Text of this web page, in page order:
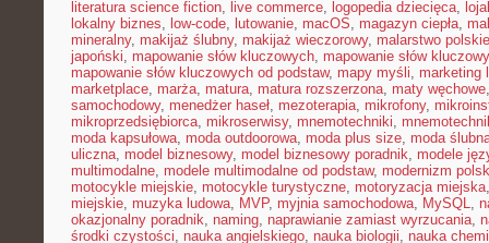
literatura science fiction, live commerce, logopedia dziecięca,
lokalny biznes, low-code, lutowanie, macOS, magazyn ciepła,
mineralny, makijaż ślubny, makijaż wieczorowy, malarstwo polskie
japoński, mapowanie słów kluczowych, mapowanie słów
mapowanie słów kluczowych od podstaw, mapy myśli, marketing
marketplace, marża, matura, matura rozszerzona, maty węchowe
samochodowy, menedżer haseł, mezoterapia, mikrofony,
mikroprzedsiębiorca, mikroserwisy, mnemotechniki,
moda kapsułowa, moda outdoorowa, moda plus size, moda
uliczna, model biznesowy, model biznesowy poradnik, modele
multimodalne, modele multimodalne od podstaw, modernizm
motocykle miejskie, motocykle turystyczne, motoryzacja miejska
miejskie, muzyka ludowa, MVP, myjnia samochodowa, MySQL,
okazjonalny poradnik, naming, naprawianie zamiast wyrzucania,
środki czystości, nauka angielskiego, nauka biologii, nauka